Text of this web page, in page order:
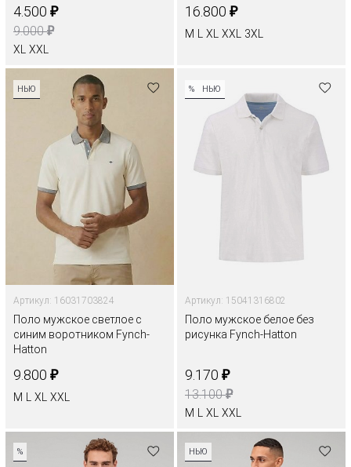
4.500 ₽
9.000₽
XL XXL
16.800 ₽
M L XL XXL 3XL
НЬЮ
Артикул: 16031703824
Поло мужское светлое с
синим воротником Fynch-
Hatton
9.800 ₽
M XL XXL
% НЬЮ
Артикул: 15041316802
Поло мужское белое без
рисунка Fynch-Hatton
9.170 ₽
13.100₽
M XL XXL
% НЬЮ